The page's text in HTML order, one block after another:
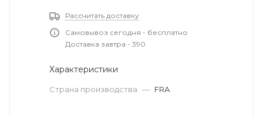
Рассчитать доставку
Самовывоз сегодня - бесплатно
Доставка завтра - 390
Характеристики
Страна производства — FRA